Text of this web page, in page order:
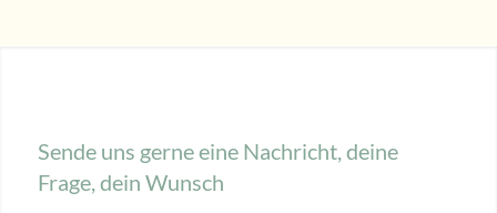
Sende uns gerne eine Nachricht, deine
Frage, dein Wunsch